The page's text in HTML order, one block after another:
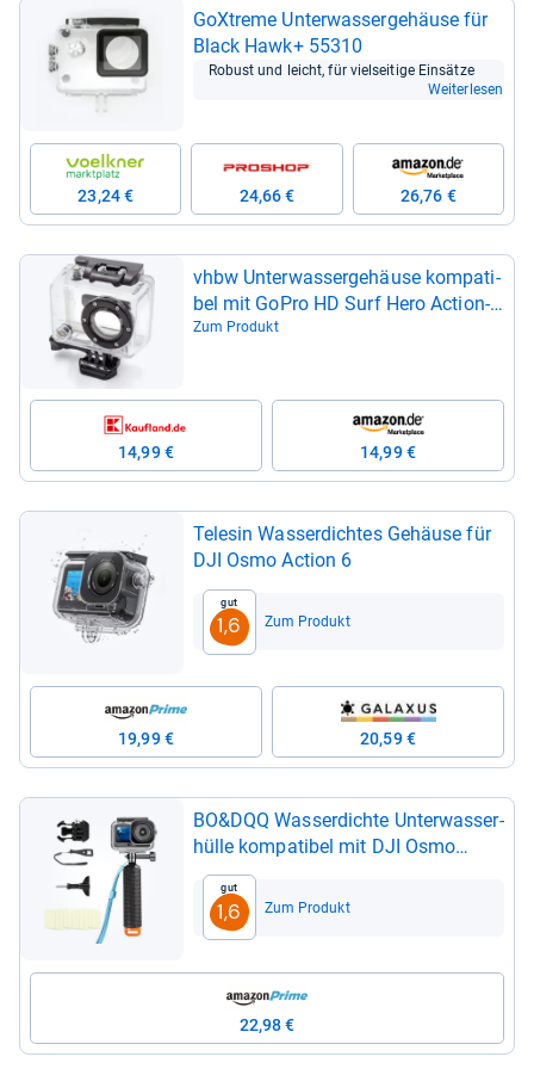
GoX­treme Unter­was­ser­ge­häuse für
Black Hawk+ 55310
Robust und leicht, für viel­sei­tige Ein­sätze
Weiterlesen
23,24 € 24,66 € 26,76 €
vhbw Unter­was­ser­ge­häuse kom­pa­ti­
bel mit GoPro HD Surf Hero Action­
Cam
Zum Produkt
14,99 € 14,99 €
Tele­sin Was­ser­dich­tes Gehäuse für
DJI Osmo Action 6
Gut
1,6 Zum Produkt
19,99 € 20,59 €
BO&DQQ Was­ser­dichte Unter­was­ser­
hülle kom­pa­ti­bel mit DJI Osmo
Action 6 Kamera, 196 ft/60 m
Tauch­ab­de­ckung mit Kame­ra­griff,
Mon­ta­ge­zu­be­hör
Gut
1,6 Zum Produkt
22,98 €